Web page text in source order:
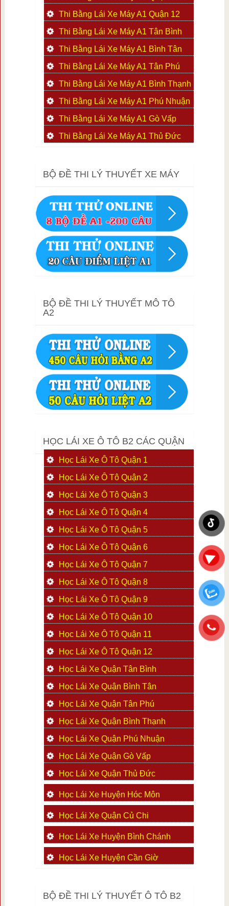
Thi Bằng Lái Xe Máy A1 Quận 12
Thi Bằng Lái Xe Máy A1 Tân Bình
Thi Bằng Lái Xe Máy A1 Bình Tân
Thi Bằng Lái Xe Máy A1 Tân Phú
Thi Bằng Lái Xe Máy A1 Bình Thạnh
Thi Bằng Lái Xe Máy A1 Phú Nhuận
Thi Bằng Lái Xe Máy A1 Gò Vấp
Thi Bằng Lái Xe Máy A1 Thủ Đức
BỘ ĐỀ THI LÝ THUYẾT XE MÁY
BỘ ĐỀ THI LÝ THUYẾT MÔ TÔ
A2
HỌC LÁI XE Ô TÔ B2 CÁC QUẬN
Học Lái Xe Ô Tô Quận 1
Học Lái Xe Ô Tô Quận 2
Học Lái Xe Ô Tô Quận 3
Học Lái Xe Ô Tô Quận 4
Học Lái Xe Ô Tô Quận 5
Học Lái Xe Ô Tô Quận 6
Học Lái Xe Ô Tô Quận 7
Học Lái Xe Ô Tô Quận 8
Học Lái Xe Ô Tô Quận 9
Học Lái Xe Ô Tô Quận 10
Học Lái Xe Ô Tô Quận 11
Học Lái Xe Ô Tô Quận 12
Học Lái Xe Quận Tân Bình
Học Lái Xe Quận Bình Tân
Học Lái Xe Quận Tân Phú
Học Lái Xe Quận Bình Thạnh
Học Lái Xe Quận Phú Nhuận
Học Lái Xe Quận Gò Vấp
Học Lái Xe Quận Thủ Đức
Học Lái Xe Huyện Hóc Môn
Học Lái Xe Quận Củ Chi
Học Lái Xe Huyện Bình Chánh
Học Lái Xe Huyện Cần Giờ
BỘ ĐỀ THI LÝ THUYẾT Ô TÔ B2